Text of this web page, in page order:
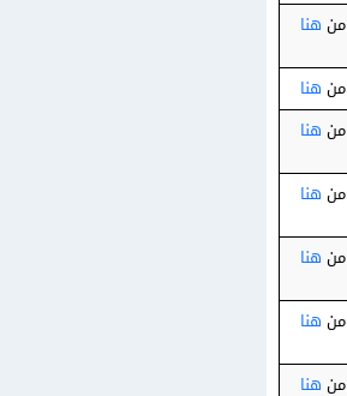
من هنا
من هنا
من هنا
من هنا
من هنا
من هنا
من هنا